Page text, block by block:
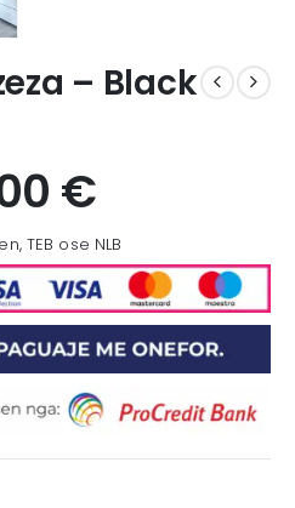
– Black
€
TEB ose NLB